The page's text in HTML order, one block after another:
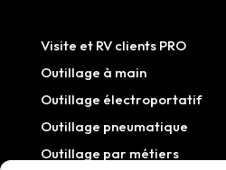
Visite et RV clients PRO
Outillage à main
Outillage électroportatif
Outillage pneumatique
Outillage par métiers